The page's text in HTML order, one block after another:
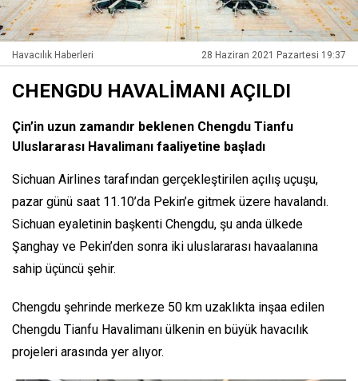
Havacılık Haberleri 28 Haziran 2021 Pazartesi 19:37
CHENGDU HAVALİMANI AÇILDI
Çin’in uzun zamandır beklenen Chengdu Tianfu
Uluslararası Havalimanı faaliyetine başladı
Sichuan Airlines tarafından gerçekleştirilen açılış uçuşu,
pazar günü saat 11.10’da Pekin’e gitmek üzere havalandı.
Sichuan eyaletinin başkenti Chengdu, şu anda ülkede
Şanghay ve Pekin’den sonra iki uluslararası havaalanına
sahip üçüncü şehir.
Chengdu şehrinde merkeze 50 km uzaklıkta inşaa edilen
Chengdu Tianfu Havalimanı ülkenin en büyük havacılık
projeleri arasında yer alıyor.